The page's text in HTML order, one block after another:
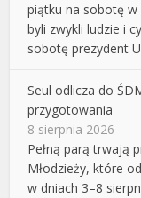
piątku na sobotę w
byli zwykli ludzie i
sobotę prezydent
Seul odlicza do
przygotowania
8 sierpnia 2026
Pełną parą trwają
Młodzieży, które
w dniach 3–8